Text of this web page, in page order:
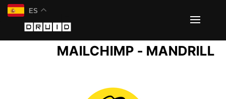
MAILCHIMP - MANDRILL
ES